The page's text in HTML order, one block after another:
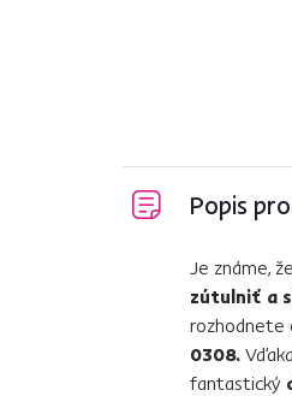
Popis
Je známe, že
zútulniť a
rozhodnete
0308.
fantastický